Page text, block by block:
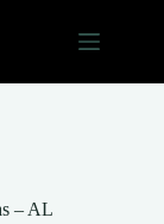
– AL